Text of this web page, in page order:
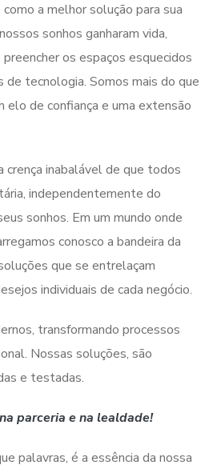
a melhor solução para sua
sonhos ganharam vida,
os espaços esquecidos
de tecnologia. Somos mais do que
elo de confiança e uma extensão
crença inabalável de que todos
independentemente do
sonhos. Em um mundo onde
conosco a bandeira da
que se entrelaçam
individuais de cada negócio.
transformando processos
Nossas soluções, são
e testadas.
parceria e na lealdade!
palavras, é a essência da nossa